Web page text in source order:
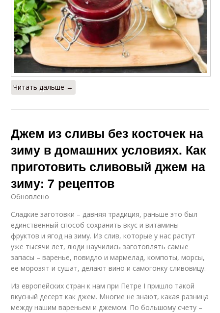
Читать дальше →
Джем из сливы без косточек на
зиму в домашних условиях. Как
приготовить сливовый джем на
зиму: 7 рецептов
Обновлено
Сладкие заготовки – давняя традиция, раньше это был
единственный способ сохранить вкус и витамины
фруктов и ягод на зиму. Из слив, которые у нас растут
уже тысячи лет, люди научились заготовлять самые
запасы – варенье, повидло и мармелад, компоты, морсы,
ее морозят и сушат, делают вино и самогонку сливовицу.
Из европейских стран к нам при Петре I пришло такой
вкусный десерт как джем. Многие не знают, какая разница
между нашим вареньем и джемом. По большому счету –